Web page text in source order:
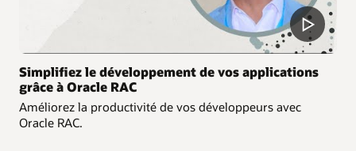
Simplifiez le développement de vos applications
grâce à Oracle RAC
Améliorez la productivité de vos développeurs avec
Oracle RAC.